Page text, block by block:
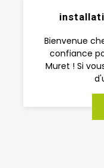
Bienvenue
confiance
Muret ! Si